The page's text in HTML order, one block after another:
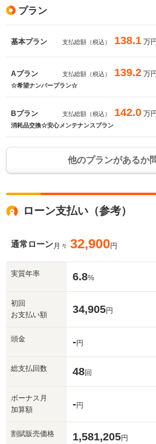
プラン
基本プラン 支払総額（税込） 138.1 万
Aプラン 支払総額（税込） 139.2 万
☆希望ナンバープラン☆
Bプラン 支払総額（税込） 142.0 万
消耗品交換☆安心メンテナンスプラン
他のプランがあるか
ローン支払い（参考）
通常ローン月々 32,900円
実質年率 6.8%
初回
お支払い額
34,905円
頭金 -円
総支払回数 48回
ボーナス月
加算額
-円
割賦販売価格 1,581,205円